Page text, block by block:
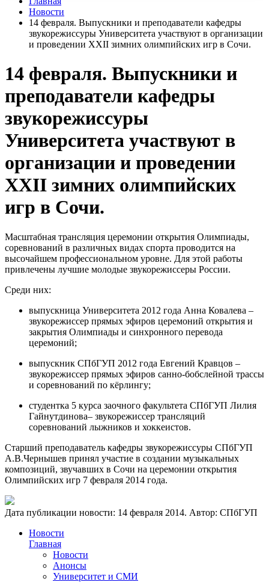
Новости
14 февраля. Выпускники и преподаватели кафедры
звукорежиссуры Университета участвуют в организации
и проведении XXII зимних олимпийских игр в Сочи.
14 февраля. Выпускники и
преподаватели кафедры
звукорежиссуры
Университета участвуют в
организации и проведении
XXII зимних олимпийских
игр в Сочи.
Масштабная трансляция церемонии открытия Олимпиады,
соревнований в различных видах спорта проводится на
высочайшем профессиональном уровне. Для этой работы
привлечены лучшие молодые звукорежиссеры России.
Среди них:
выпускница Университета 2012 года Анна Ковалева –
звукорежиссер прямых эфиров церемоний открытия и
закрытия Олимпиады и синхронного перевода
церемоний;
выпускник СПбГУП 2012 года Евгений Кравцов –
звукорежиссер прямых эфиров санно-бобслейной трассы
и соревнований по кёрлингу;
студентка 5 курса заочного факультета СПбГУП Лилия
Гайнутдинова– звукорежиссер трансляций
соревнований лыжников и хоккеистов.
Старший преподаватель кафедры звукорежиссуры СПбГУП
А.В.Чернышев принял участие в создании музыкальных
композиций, звучавших в Сочи на церемонии открытия
Олимпийских игр 7 февраля 2014 года.
Дата публикации новости: 14 февраля 2014. Автор: СПбГУП
Новости
Главная
Новости
Анонсы
Университет и СМИ